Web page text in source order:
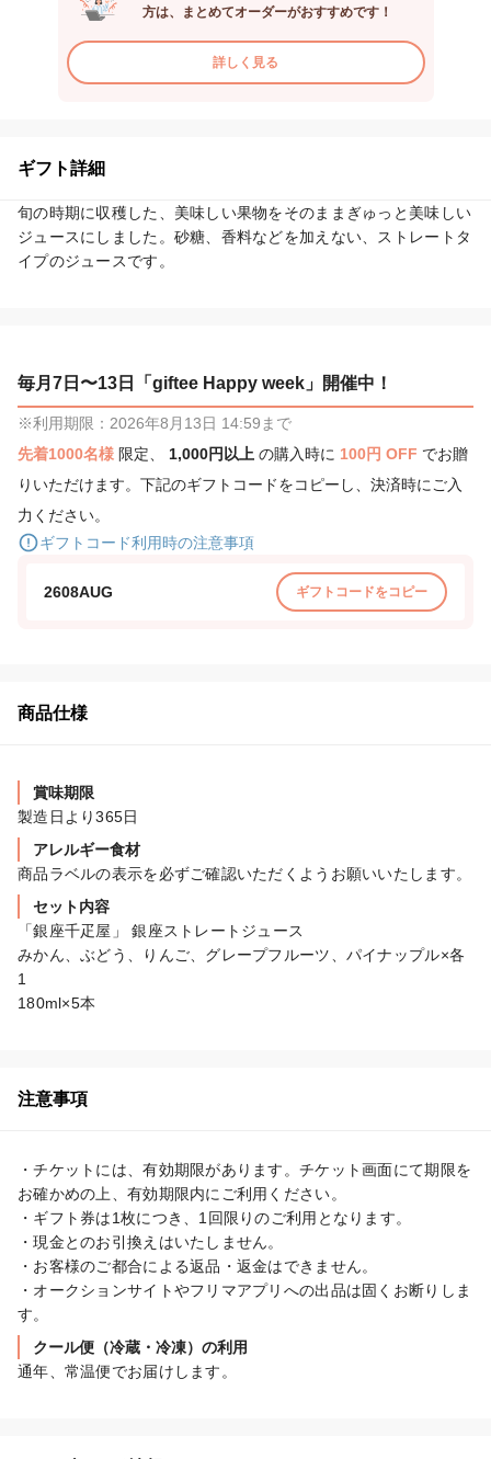
方は、まとめてオーダーがおすすめです！
詳しく見る
ギフト詳細
旬の時期に収穫した、美味しい果物をそのままぎゅっと美味しい
ジュースにしました。砂糖、香料などを加えない、ストレートタ
イプのジュースです。
毎月7日〜13日「giftee Happy week」開催中！
※利用期限：2026年8月13日 14:59まで
先着1000名様 限定、 1,000円以上 の購入時に 100円 OFF でお贈
りいただけます。下記のギフトコードをコピーし、決済時にご入
力ください。
ギフトコード利用時の注意事項
2608AUG ギフトコードをコピー
商品仕様
賞味期限
製造日より365日
アレルギー食材
商品ラベルの表示を必ずご確認いただくようお願いいたします。
セット内容
「銀座千疋屋」 銀座ストレートジュース
みかん、ぶどう、りんご、グレープフルーツ、パイナップル×各
1
180ml×5本
注意事項
・チケットには、有効期限があります。チケット画面にて期限を
お確かめの上、有効期限内にご利用ください。
・ギフト券は1枚につき、1回限りのご利用となります。
・現金とのお引換えはいたしません。
・お客様のご都合による返品・返金はできません。
・オークションサイトやフリマアプリへの出品は固くお断りしま
す。
クール便（冷蔵・冷凍）の利用
通年、常温便でお届けします。